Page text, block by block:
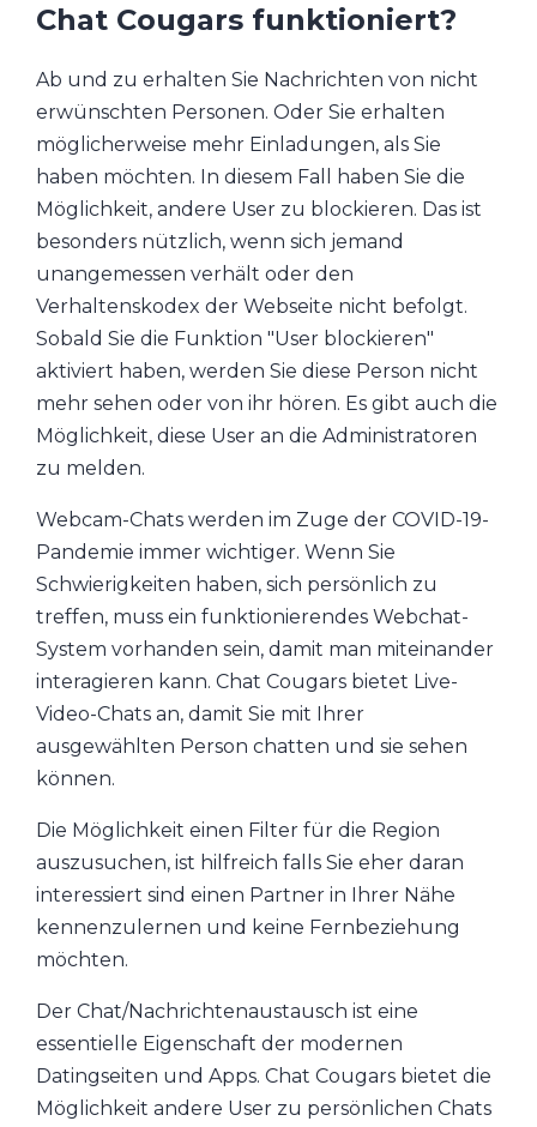
Chat Cougars funktioniert?
Ab und zu erhalten Sie Nachrichten von nicht
erwünschten Personen. Oder Sie erhalten
möglicherweise mehr Einladungen, als Sie
haben möchten. In diesem Fall haben Sie die
Möglichkeit, andere User zu blockieren. Das ist
besonders nützlich, wenn sich jemand
unangemessen verhält oder den
Verhaltenskodex der Webseite nicht befolgt.
Sobald Sie die Funktion "User blockieren"
aktiviert haben, werden Sie diese Person nicht
mehr sehen oder von ihr hören. Es gibt auch die
Möglichkeit, diese User an die Administratoren
zu melden.
Webcam-Chats werden im Zuge der COVID-19-
Pandemie immer wichtiger. Wenn Sie
Schwierigkeiten haben, sich persönlich zu
treffen, muss ein funktionierendes Webchat-
System vorhanden sein, damit man miteinander
interagieren kann. Chat Cougars bietet Live-
Video-Chats an, damit Sie mit Ihrer
ausgewählten Person chatten und sie sehen
können.
Die Möglichkeit einen Filter für die Region
auszusuchen, ist hilfreich falls Sie eher daran
interessiert sind einen Partner in Ihrer Nähe
kennenzulernen und keine Fernbeziehung
möchten.
Der Chat/Nachrichtenaustausch ist eine
essentielle Eigenschaft der modernen
Datingseiten und Apps. Chat Cougars bietet die
Möglichkeit andere User zu persönlichen Chats